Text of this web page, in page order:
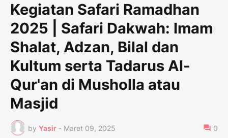
Kegiatan Safari Ramadhan
2025 | Safari Dakwah: Imam
Shalat, Adzan, Bilal dan
Kultum serta Tadarus Al-
Qur'an di Musholla atau
Masjid
by Yasir - Maret 09, 2025 0